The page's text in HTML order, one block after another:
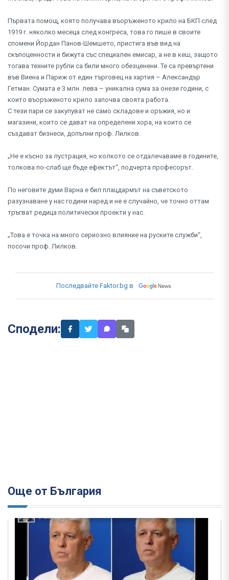
Първата помощ, която получава въоръженото крило на БКП след
1919 г. няколко месеца след конгреса, това го пише в своите
спомени Йордан Панов-Шемшето, пристига във вид на
скъпоценности и бижута със специален емисар, а не в кеш, защото
тогава техните рубли са били много обезценени. Те са превъртени
във Виена и Париж от един търговец на хартия – Александър
Гетман. Сумата е 3 млн. лева – уникална сума за онези години, с
които въоръженото крило започва своята работа.
С тези пари се закупуват не само складове и оръжия, но и
магазини, които се дават на определени хора, на които се
създават бизнеси, допълни проф. Лилков.
„Не е късно за лустрация, но колкото се отдалечаваме в годините,
толкова по-слаб ще бъде ефектът“, подчерта професорът.
По неговите думи Варна е бил плацдармът на съветското
разузнаване у нас години наред и не е случайно, че точно оттам
тръгват редица политически проекти у нас.
„Това е точка на много сериозно влияние на руските служби“,
посочи проф. Лилков.
Последвайте Faktor.bg в
Сподели:
Още от България